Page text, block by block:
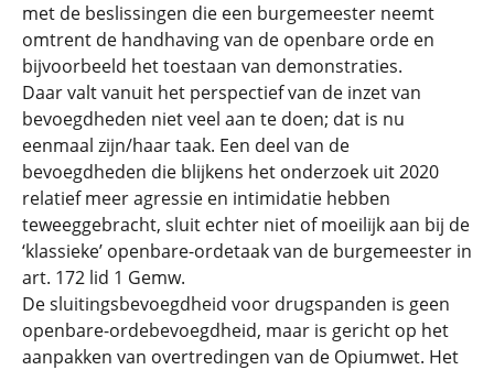
met de beslissingen die een burgemeester neemt
omtrent de handhaving van de openbare orde en
bijvoorbeeld het toestaan van demonstraties.
Daar valt vanuit het perspectief van de inzet van
bevoegdheden niet veel aan te doen; dat is nu
eenmaal zijn/haar taak. Een deel van de
bevoegdheden die blijkens het onderzoek uit 2020
relatief meer agressie en intimidatie hebben
teweeggebracht, sluit echter niet of moeilijk aan bij de
‘klassieke’ openbare-ordetaak van de burgemeester in
art. 172 lid 1 Gemw.
De sluitingsbevoegdheid voor drugspanden is geen
openbare-ordebevoegdheid, maar is gericht op het
aanpakken van overtredingen van de Opiumwet. Het